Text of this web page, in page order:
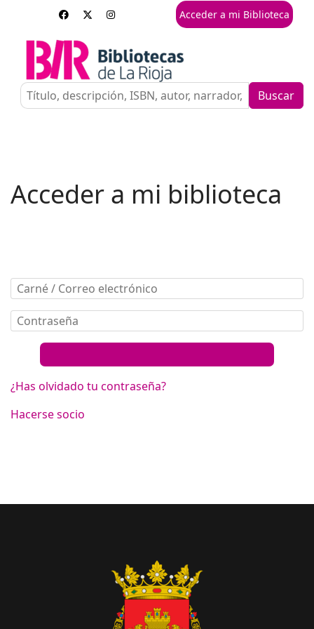
Acceder a mi Biblioteca
Buscar
Acceder a mi biblioteca
¿Has olvidado tu contraseña?
Hacerse socio